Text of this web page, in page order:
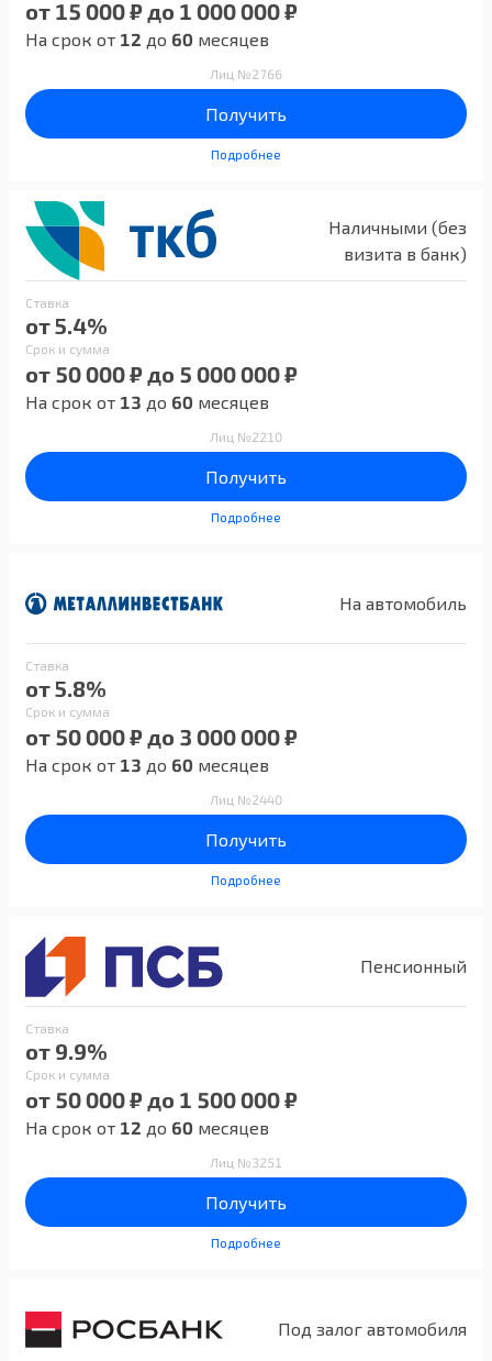
от 15 000 ₽ до 1 000 000 ₽
На срок от 12 до 60 месяцев
Лиц №2766
Получить
Подробнее
Наличными (без
визита в банк)
Ставка
от 5.4%
Срок и сумма
от 50 000 ₽ до 5 000 000 ₽
На срок от 13 до 60 месяцев
Лиц №2210
Получить
Подробнее
На автомобиль
Ставка
от 5.8%
Срок и сумма
от 50 000 ₽ до 3 000 000 ₽
На срок от 13 до 60 месяцев
Лиц №2440
Получить
Подробнее
Пенсионный
Ставка
от 9.9%
Срок и сумма
от 50 000 ₽ до 1 500 000 ₽
На срок от 12 до 60 месяцев
Лиц №3251
Получить
Подробнее
Под залог автомобиля